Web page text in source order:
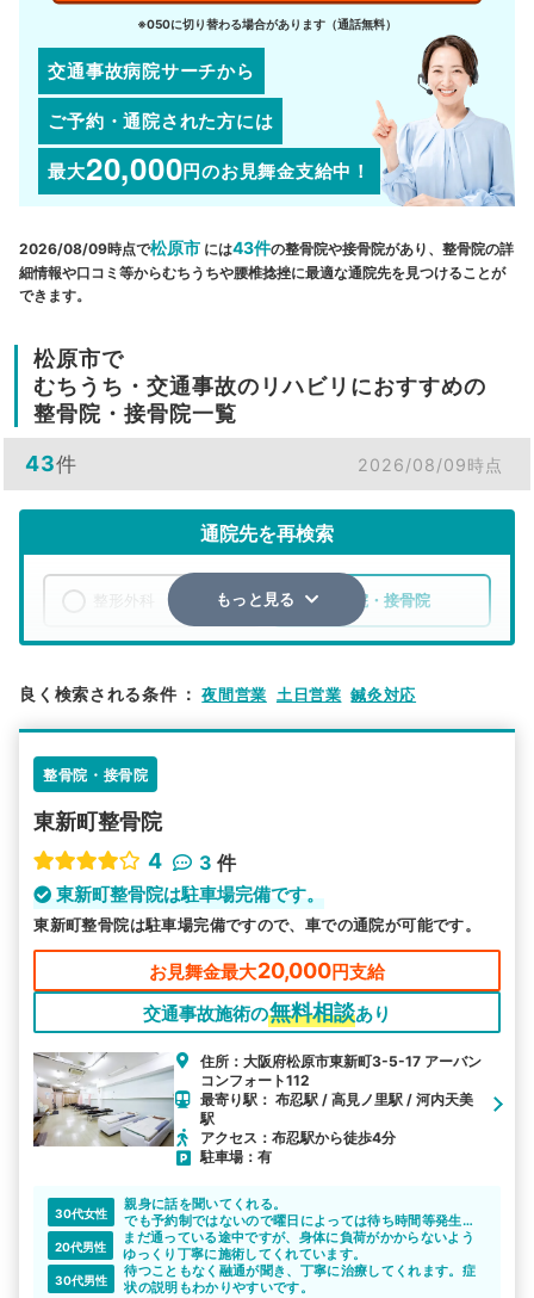
※050に切り替わる場合があります（通話無料）
交通事故病院サーチから
ご予約・通院された方には
最大20,000円のお見舞金支給中！
2026/08/09時点で松原市 には43件の整骨院や接骨院があり、整骨院の詳
細情報や口コミ等からむちうちや腰椎捻挫に最適な通院先を見つけることが
できます。
松原市で
むちうち・交通事故のリハビリにおすすめの
整骨院・接骨院一覧
43件 2026/08/09時点
通院先を再検索
整骨院・接骨院
検索する
駅から探す
もっと見る
良く検索される条件 ： 夜間営業 土日営業 鍼灸対応
整骨院・接骨院
東新町整骨院
4
3 件
東新町整骨院は駐車場完備です。
東新町整骨院は駐車場完備ですので、車での通院が可能です。
お見舞金最大20,000円支給
交通事故施術の無料相談あり
住所：大阪府松原市東新町3-5-17 アーバン
コンフォート112
最寄り駅： 布忍駅 / 高見ノ里駅 / 河内天美
駅
アクセス：布忍駅から徒歩4分
駐車場：有
30代女性
親身に話を聞いてくれる。
でも予約制ではないので曜日によっては待ち時間等発生す
る時もある。
20代男性
まだ通っている途中ですが、身体に負荷がかからないよう
ゆっくり丁寧に施術してくれています。
30代男性
待つこともなく融通が聞き、丁寧に治療してくれます。症
状の説明もわかりやすいです。